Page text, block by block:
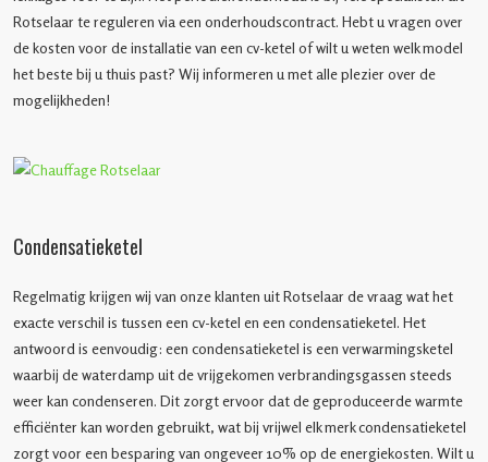
Rotselaar te reguleren via een onderhoudscontract. Hebt u vragen over
de kosten voor de installatie van een cv-ketel of wilt u weten welk model
het beste bij u thuis past? Wij informeren u met alle plezier over de
mogelijkheden!
Condensatieketel
Regelmatig krijgen wij van onze klanten uit Rotselaar de vraag wat het
exacte verschil is tussen een cv-ketel en een condensatieketel. Het
antwoord is eenvoudig: een condensatieketel is een verwarmingsketel
waarbij de waterdamp uit de vrijgekomen verbrandingsgassen steeds
weer kan condenseren. Dit zorgt ervoor dat de geproduceerde warmte
efficiënter kan worden gebruikt, wat bij vrijwel elk merk condensatieketel
zorgt voor een besparing van ongeveer 10% op de energiekosten. Wilt u